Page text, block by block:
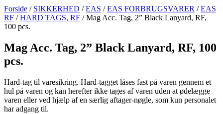
Forside / SIKKERHED /EAS /EAS FORBRUGSVARER /EAS
RF /HARD TAGS, RF / Mag Acc. Tag, 2” Black Lanyard, RF,
100 pcs.
Mag Acc. Tag, 2” Black Lanyard, RF, 100
pcs.
Hard-tag til varesikring. Hard-tagget låses fast på varen gennem et
hul på varen og kan herefter ikke tages af varen uden at ødelægge
varen eller ved hjælp af en særlig aftager-nøgle, som kun personalet
har adgang til.